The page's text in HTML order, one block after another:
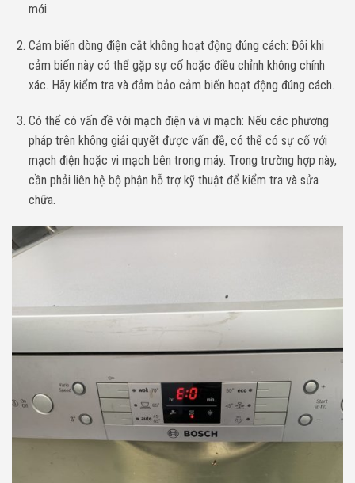
mới.
Cảm biến dòng điện cắt không hoạt động đúng cách: Đôi khi
cảm biến này có thể gặp sự cố hoặc điều chỉnh không chính
xác. Hãy kiểm tra và đảm bảo cảm biến hoạt động đúng cách.
Có thể có vấn đề với mạch điện và vi mạch: Nếu các phương
pháp trên không giải quyết được vấn đề, có thể có sự cố với
mạch điện hoặc vi mạch bên trong máy. Trong trường hợp này,
cần phải liên hệ bộ phận hỗ trợ kỹ thuật để kiểm tra và sửa
chữa.